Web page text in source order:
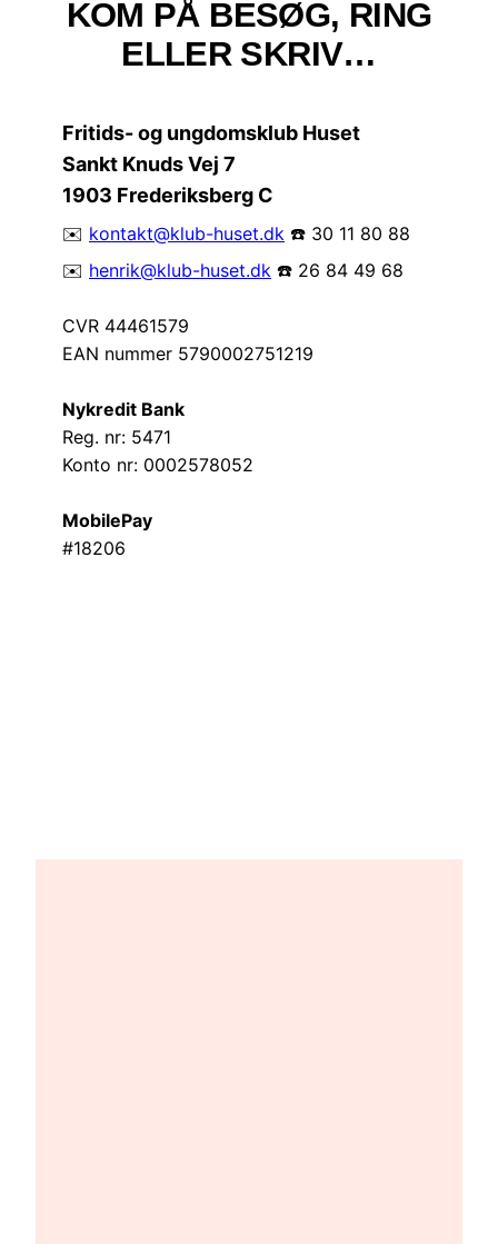
KOM PÅ BESØG, RING
ELLER SKRIV…
Fritids- og ungdomsklub Huset
Sankt Knuds Vej 7
1903 Frederiksberg C
✉️ kontakt@klub-huset.dk ☎️ 30 11 80 88
✉️ henrik@klub-huset.dk ☎️ 26 84 49 68
CVR 44461579
EAN nummer 5790002751219
Nykredit Bank
Reg. nr: 5471
Konto nr: 0002578052
MobilePay
#18206